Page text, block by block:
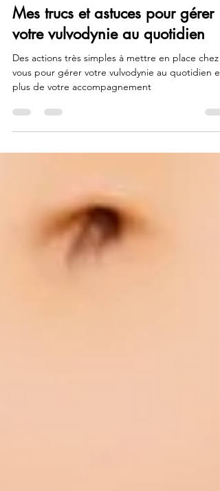
26 juin 2023
4 min de lecture
Mes trucs et astuces pour gérer
votre vulvodynie au quotidien
Des actions très simples à mettre en place chez
plus de votre accompagnement